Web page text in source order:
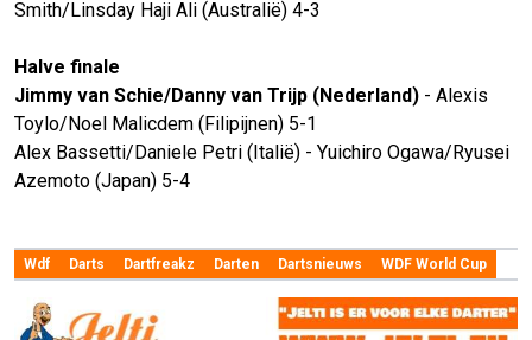
Smith/Linsday Haji Ali (Australië) 4-3
Halve finale
Jimmy van Schie/Danny van Trijp (Nederland) - Alexis
Toylo/Noel Malicdem (Filipijnen) 5-1
Alex Bassetti/Daniele Petri (Italië) - Yuichiro Ogawa/Ryusei
Azemoto (Japan) 5-4
Wdf Darts Dartfreakz Darten Dartsnieuws WDF World Cup